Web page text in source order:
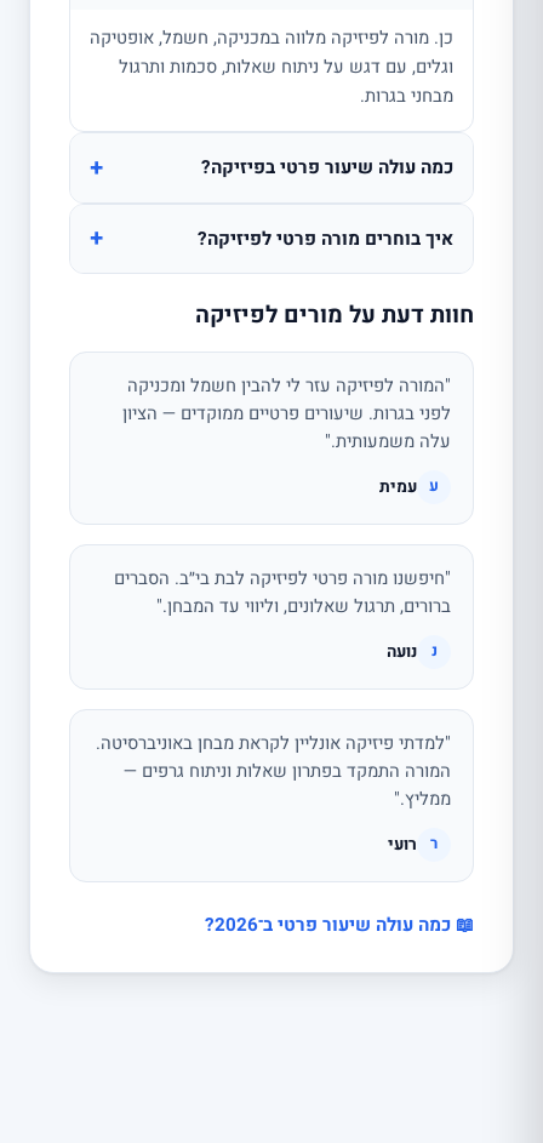
כן. מורה לפיזיקה מלווה במכניקה, חשמל, אופטיקה
וגלים, עם דגש על ניתוח שאלות, סכמות ותרגול
מבחני בגרות.
כמה עולה שיעור פרטי בפיזיקה? +
איך בוחרים מורה פרטי לפיזיקה? +
חוות דעת על מורים לפיזיקה
"המורה לפיזיקה עזר לי להבין חשמל ומכניקה
לפני בגרות. שיעורים פרטיים ממוקדים — הציון
עלה משמעותית."
ע עמית
"חיפשנו מורה פרטי לפיזיקה לבת בי״ב. הסברים
ברורים, תרגול שאלונים, וליווי עד המבחן."
נ נועה
"למדתי פיזיקה אונליין לקראת מבחן באוניברסיטה.
המורה התמקד בפתרון שאלות וניתוח גרפים —
ממליץ."
ר רועי
📖 כמה עולה שיעור פרטי ב־2026?